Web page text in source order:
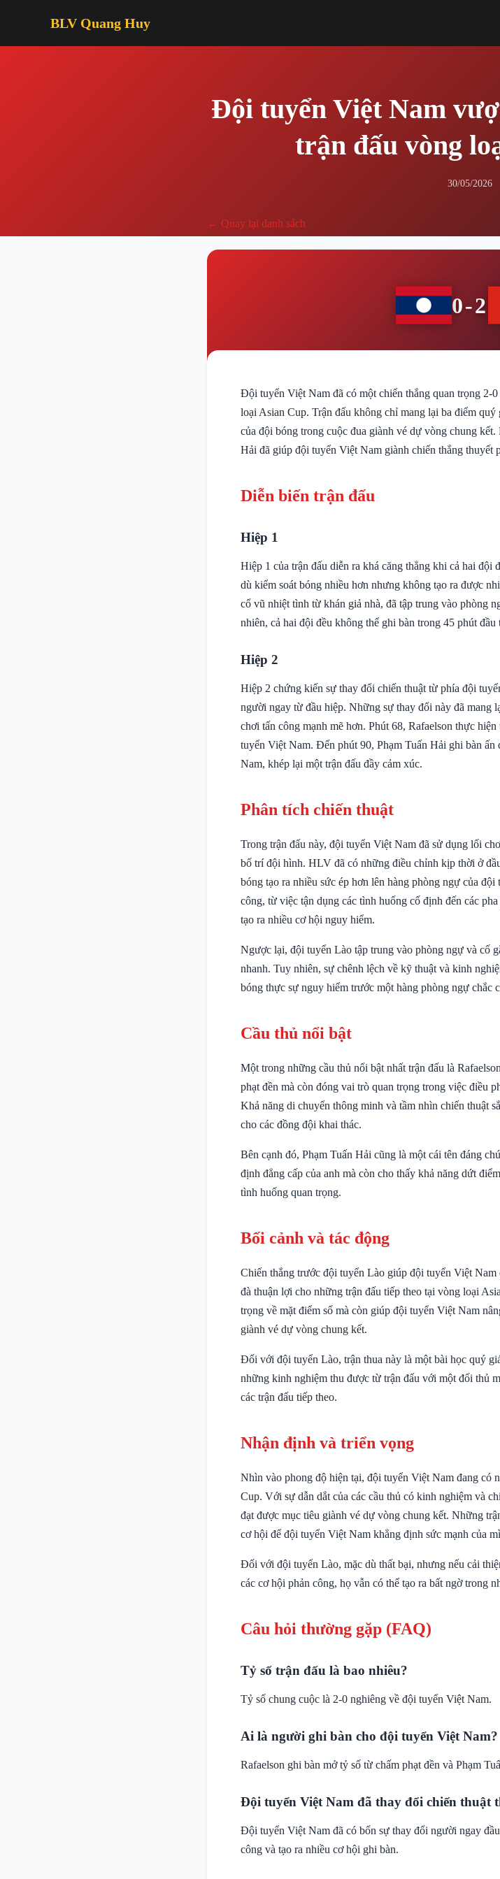
BLV Quang Huy
Đội tuyển Việt Nam
trận đấu vòng
30/05/2026
← Quay lại danh sách
0-2
Đội tuyển Việt Nam đã có một chiến thắng quan trọng 2-
loại Asian Cup. Trận đấu không chỉ mang lại ba điểm
của đội bóng trong cuộc đua giành vé dự vòng chung kết.
Hải đã giúp đội tuyển Việt Nam giành chiến thắng thuyết
Diễn biến trận đấu
Hiệp 1
Hiệp 1 của trận đấu diễn ra khá căng thẳng khi cả hai
dù kiểm soát bóng nhiều hơn nhưng không tạo ra được
cổ vũ nhiệt tình từ khán giả nhà, đã tập trung vào phòng
nhiên, cả hai đội đều không thể ghi bàn trong 45 phút đầu
Hiệp 2
Hiệp 2 chứng kiến sự thay đổi chiến thuật từ phía đội
người ngay từ đầu hiệp. Những sự thay đổi này đã mang
chơi tấn công mạnh mẽ hơn. Phút 68, Rafaelson thực
tuyển Việt Nam. Đến phút 90, Phạm Tuấn Hải ghi bàn
Nam, khép lại một trận đấu đầy cảm xúc.
Phân tích chiến thuật
Trong trận đấu này, đội tuyển Việt Nam đã sử dụng lối
bố trí đội hình. HLV đã có những điều chỉnh kịp thời ở
bóng tạo ra nhiều sức ép hơn lên hàng phòng ngự của
công, từ việc tận dụng các tình huống cố định đến các
tạo ra nhiều cơ hội nguy hiểm.
Ngược lại, đội tuyển Lào tập trung vào phòng ngự và cố
nhanh. Tuy nhiên, sự chênh lệch về kỹ thuật và kinh
bóng thực sự nguy hiểm trước một hàng phòng ngự chắc
Cầu thủ nổi bật
Một trong những cầu thủ nổi bật nhất trận đấu là
phạt đền mà còn đóng vai trò quan trọng trong việc điều
Khả năng di chuyển thông minh và tầm nhìn chiến thuật
cho các đồng đội khai thác.
Bên cạnh đó, Phạm Tuấn Hải cũng là một cái tên đáng
định đẳng cấp của anh mà còn cho thấy khả năng dứt
tình huống quan trọng.
Bối cảnh và tác động
Chiến thắng trước đội tuyển Lào giúp đội tuyển Việt
đà thuận lợi cho những trận đấu tiếp theo tại vòng loại
trọng về mặt điểm số mà còn giúp đội tuyển Việt Nam
giành vé dự vòng chung kết.
Đối với đội tuyển Lào, trận thua này là một bài học quý
những kinh nghiệm thu được từ trận đấu với một đối thủ
các trận đấu tiếp theo.
Nhận định và triển vọng
Nhìn vào phong độ hiện tại, đội tuyển Việt Nam đang có
Cup. Với sự dẫn dắt của các cầu thủ có kinh nghiệm và
đạt được mục tiêu giành vé dự vòng chung kết. Những
cơ hội để đội tuyển Việt Nam khẳng định sức mạnh của
Đối với đội tuyển Lào, mặc dù thất bại, nhưng nếu cải
các cơ hội phản công, họ vẫn có thể tạo ra bất ngờ trong
Câu hỏi thường gặp (FAQ)
Tỷ số trận đấu là bao nhiêu?
Tỷ số chung cuộc là 2-0 nghiêng về đội tuyển Việt Nam.
Ai là người ghi bàn cho đội tuyển Việt Nam?
Rafaelson ghi bàn mở tỷ số từ chấm phạt đền và Phạm
Đội tuyển Việt Nam đã thay đổi chiến thuật
Đội tuyển Việt Nam đã có bốn sự thay đổi người ngay
công và tạo ra nhiều cơ hội ghi bàn.